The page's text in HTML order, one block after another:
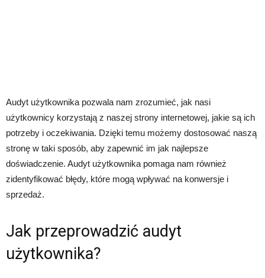
Audyt użytkownika pozwala nam zrozumieć, jak nasi
użytkownicy korzystają z naszej strony internetowej, jakie są ich
potrzeby i oczekiwania. Dzięki temu możemy dostosować naszą
stronę w taki sposób, aby zapewnić im jak najlepsze
doświadczenie. Audyt użytkownika pomaga nam również
zidentyfikować błędy, które mogą wpływać na konwersje i
sprzedaż.
Jak przeprowadzić audyt
użytkownika?